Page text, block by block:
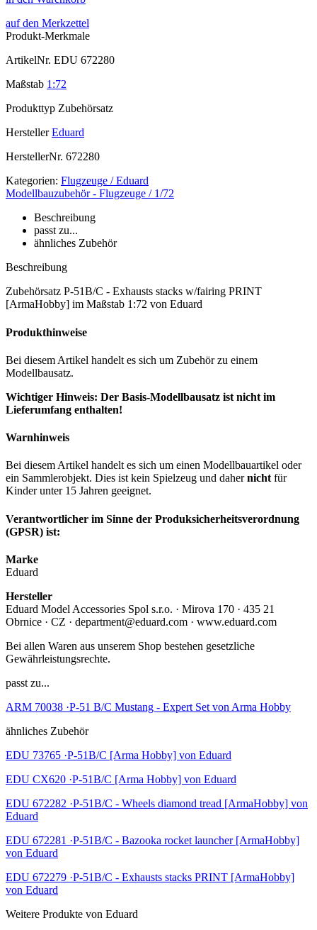
auf den Merkzettel
Produkt-Merkmale
ArtikelNr. EDU 672280
Maßstab 1:72
Produkttyp Zubehörsatz
Hersteller Eduard
HerstellerNr. 672280
Kategorien: Flugzeuge / Eduard
Modellbauzubehör - Flugzeuge / 1/72
Beschreibung
passt zu...
ähnliches Zubehör
Beschreibung
Zubehörsatz P-51B/C - Exhausts stacks w/fairing PRINT
[ArmaHobby] im Maßstab 1:72 von Eduard
Produkthinweise
Bei diesem Artikel handelt es sich um Zubehör zu einem
Modellbausatz.
Wichtiger Hinweis: Der Basis-Modellbausatz ist nicht im
Lieferumfang enthalten!
Warnhinweis
Bei diesem Artikel handelt es sich um einen Modellbauartikel oder
ein Sammlerobjekt. Dies ist kein Spielzeug und dahernicht für
Kinder unter 15 Jahren geeignet.
Verantwortlicher im Sinne der Produksicherheitsverordnung
(GPSR) ist:
Marke
Eduard
Hersteller
Eduard Model Accessories Spol s.r.o. · Mirova 170 · 435 21
Obrnice · CZ · department@eduard.com · www.eduard.com
Bei allen Waren aus unserem Shop bestehen gesetzliche
Gewährleistungsrechte.
passt zu...
ARM 70038 ·P-51 B/C Mustang - Expert Set von Arma Hobby
ähnliches Zubehör
EDU 73765 ·P-51B/C [Arma Hobby] von Eduard
EDU CX620 ·P-51B/C [Arma Hobby] von Eduard
EDU 672282 ·P-51B/C - Wheels diamond tread [ArmaHobby] von
Eduard
EDU 672281 ·P-51B/C - Bazooka rocket launcher [ArmaHobby]
von Eduard
EDU 672279 ·P-51B/C - Exhausts stacks PRINT [ArmaHobby]
von Eduard
Weitere Produkte von Eduard